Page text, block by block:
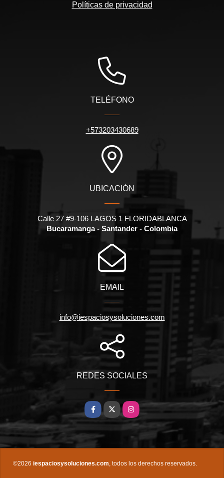
Políticas de privacidad
TELÉFONO
+573203430689
UBICACIÓN
Calle 27 #9-106 LAGOS 1 FLORIDABLANCA
Bucaramanga - Santander - Colombia
EMAIL
info@iespaciosysoluciones.com
REDES SOCIALES
Facebook
X Instagram
©2026 iespaciosysoluciones.com, todos los derechos reservados.